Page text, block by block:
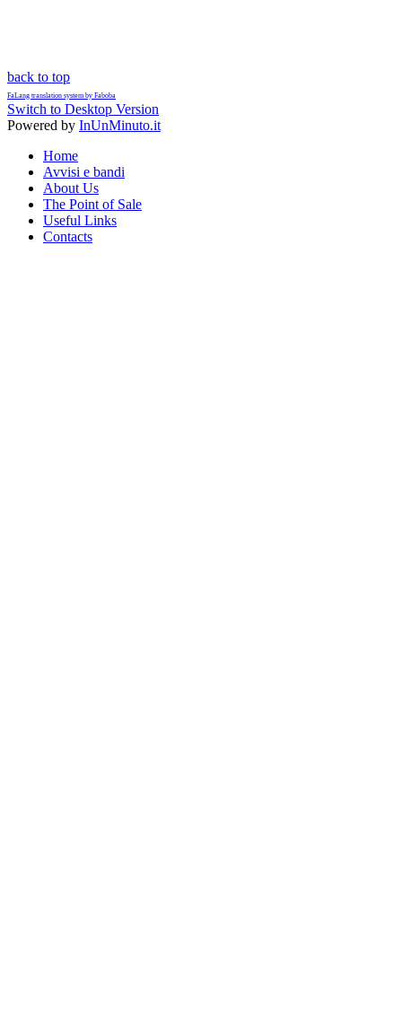
back to top
FaLang translation system by Faboba
Switch to Desktop Version
Powered by InUnMinuto.it
Home
Avvisi e bandi
About Us
The Point of Sale
Useful Links
Contacts